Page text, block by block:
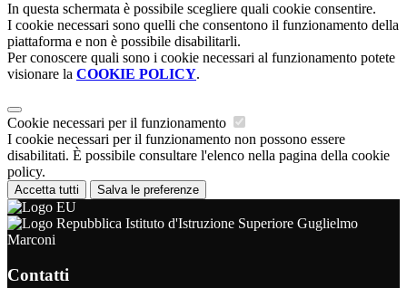
In questa schermata è possibile scegliere quali cookie consentire.
I cookie necessari sono quelli che consentono il funzionamento della
piattaforma e non è possibile disabilitarli.
Per conoscere quali sono i cookie necessari al funzionamento potete
visionare la COOKIE POLICY.
Cookie necessari per il funzionamento
I cookie necessari per il funzionamento non possono essere
disabilitati. È possibile consultare l'elenco nella pagina della cookie
policy.
Accetta tutti Salva le preferenze
Istituto d'Istruzione Superiore Guglielmo
Marconi
Contatti